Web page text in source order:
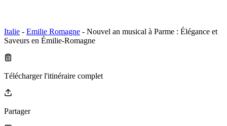
Italie - Emilie Romagne - Nouvel an musical à Parme : Élégance et
Saveurs en Émilie-Romagne
Télécharger l'itinéraire complet
Partager